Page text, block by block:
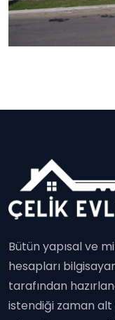
Bütün yapısal ve
hesapları
tarafından
istendiği zaman alt